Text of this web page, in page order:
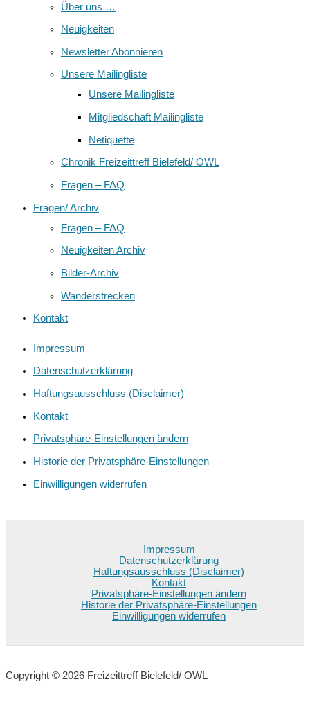
Über uns …
Neuigkeiten
Newsletter Abonnieren
Unsere Mailingliste
Unsere Mailingliste
Mitgliedschaft Mailingliste
Netiquette
Chronik Freizeittreff Bielefeld/ OWL
Fragen – FAQ
Fragen/ Archiv
Fragen – FAQ
Neuigkeiten Archiv
Bilder-Archiv
Wanderstrecken
Kontakt
Impressum
Datenschutzerklärung
Haftungsausschluss (Disclaimer)
Kontakt
Privatsphäre-Einstellungen ändern
Historie der Privatsphäre-Einstellungen
Einwilligungen widerrufen
Impressum
Datenschutzerklärung
Haftungsausschluss (Disclaimer)
Kontakt
Privatsphäre-Einstellungen ändern
Historie der Privatsphäre-Einstellungen
Einwilligungen widerrufen
Copyright © 2026 Freizeittreff Bielefeld/ OWL